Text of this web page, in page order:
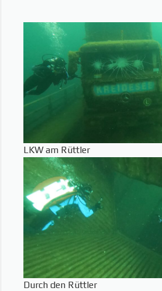
LKW am Rüttler
Durch den Rüttler